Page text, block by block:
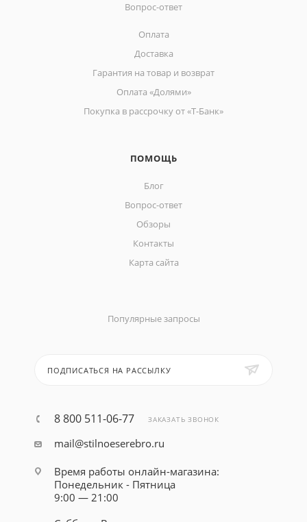
Вопрос-ответ
Оплата
Доставка
Гарантия на товар и возврат
Оплата «Долями»
Покупка в рассрочку от «Т-Банк»
ПОМОЩЬ
Блог
Вопрос-ответ
Обзоры
Контакты
Карта сайта
Популярные запросы
ПОДПИСАТЬСЯ НА РАССЫЛКУ
8 800 511-06-77 ЗАКАЗАТЬ ЗВОНОК
mail@stilnoeserebro.ru
Время работы онлайн-магазина:
Понедельник - Пятница
9:00 — 21:00